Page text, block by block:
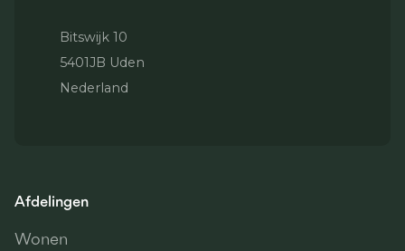
Bitswijk 10
5401JB Uden
Nederland
Afdelingen
Wonen